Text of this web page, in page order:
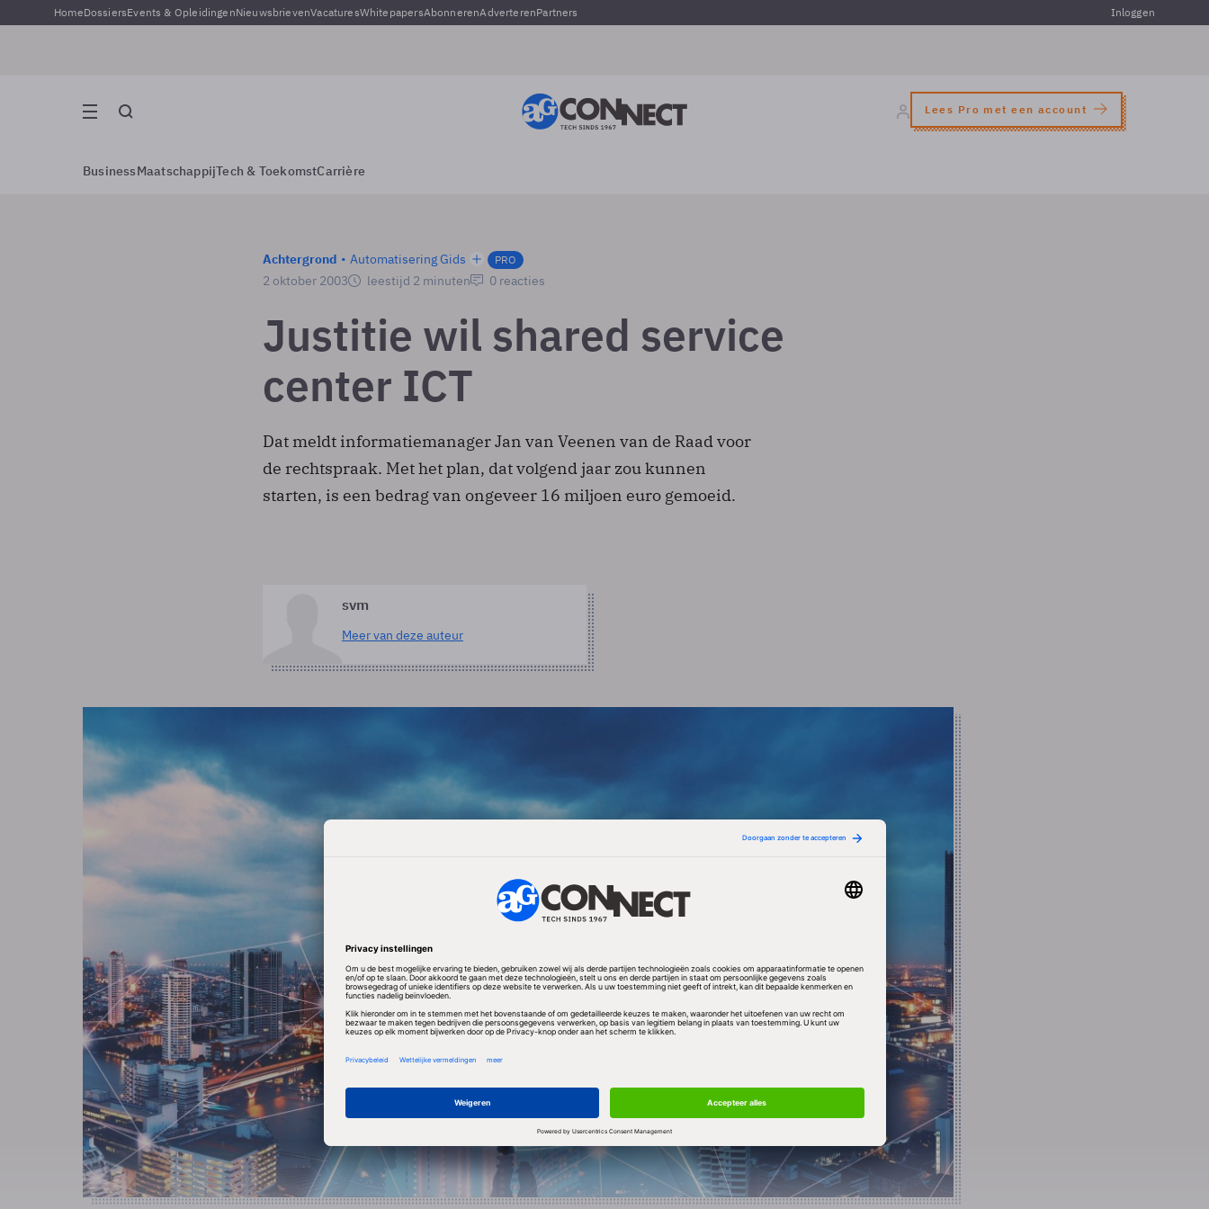
HomeDossiersEvents & OpleidingenNieuwsbrievenVacaturesWhitepapersAbonnerenAdverterenPartners Inloggen
Lees Pro met een account
BusinessMaatschappijTech & ToekomstCarrière
Achtergrond Automatisering Gids PRO
2 oktober 2003 leestijd 2 minuten 0 reacties
Justitie wil shared service
center ICT
Dat meldt informatiemanager Jan van Veenen van de Raad voor
de rechtspraak. Met het plan, dat volgend jaar zou kunnen
starten, is een bedrag van ongeveer 16 miljoen euro gemoeid.
svm
Meer van deze auteur